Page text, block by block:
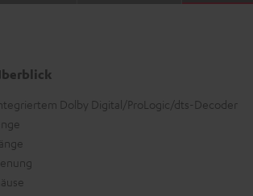
Dolby Digital/ProLogic/dts-Decoder